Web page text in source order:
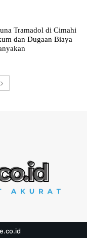
Tramadol di Cimahi
dan Dugaan Biaya